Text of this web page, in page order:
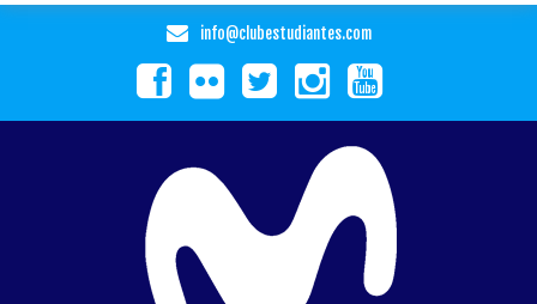
info@clubestudiantes.com